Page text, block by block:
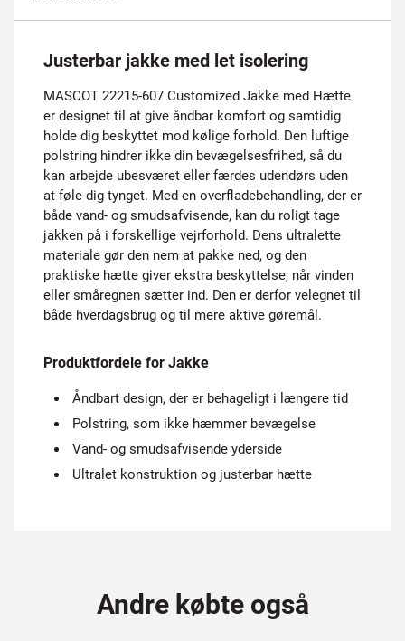
Justerbar jakke med let isolering
MASCOT 22215-607 Customized Jakke med Hætte
er designet til at give åndbar komfort og samtidig
holde dig beskyttet mod kølige forhold. Den luftige
polstring hindrer ikke din bevægelsesfrihed, så du
kan arbejde ubesværet eller færdes udendørs uden
at føle dig tynget. Med en overfladebehandling, der er
både vand- og smudsafvisende, kan du roligt tage
jakken på i forskellige vejrforhold. Dens ultralette
materiale gør den nem at pakke ned, og den
praktiske hætte giver ekstra beskyttelse, når vinden
eller småregnen sætter ind. Den er derfor velegnet til
både hverdagsbrug og til mere aktive gøremål.
Produktfordele for Jakke
Åndbart design, der er behageligt i længere tid
Polstring, som ikke hæmmer bevægelse
Vand- og smudsafvisende yderside
Ultralet konstruktion og justerbar hætte
Andre købte også